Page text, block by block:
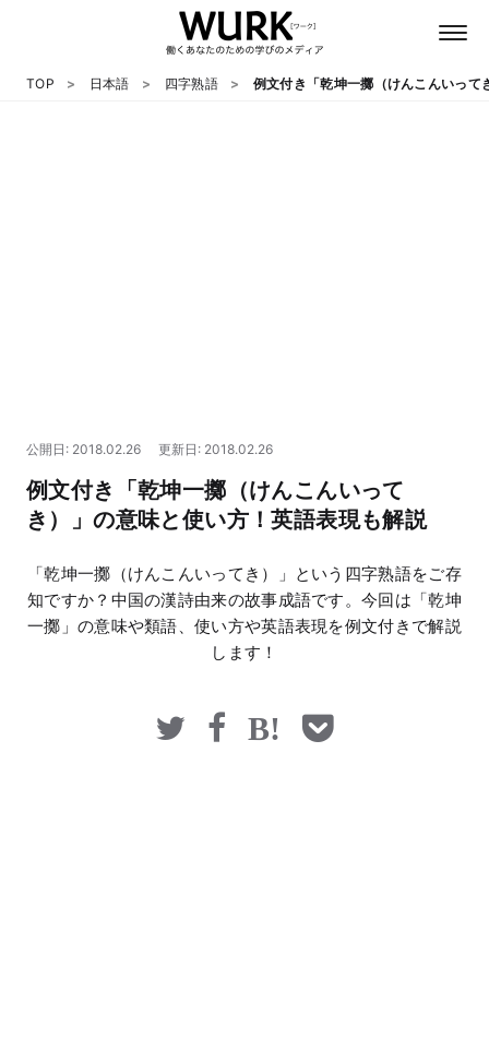
マネー
TOP 日本語 四字熟語 例文付き「乾坤一擲（けんこんいっ
公開日: 2018.02.26 更新日: 2018.02.26
例文付き「乾坤一擲（けんこんいって
き）」の意味と使い方！英語表現も解説
「乾坤一擲（けんこんいってき）」という四字熟語をご存
知ですか？中国の漢詩由来の故事成語です。今回は「乾坤
一擲」の意味や類語、使い方や英語表現を例文付きで解説
します！